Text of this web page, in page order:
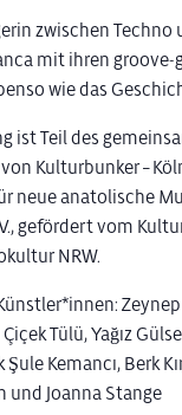
zwischen Techno
mit ihren groove-
wie das
ist Teil des
von Kulturbunker –
neue anatolische
gefördert vom
NRW.
Zeynep
Tülü, Yağız
Kemancı, Berk
und Joanna Stange